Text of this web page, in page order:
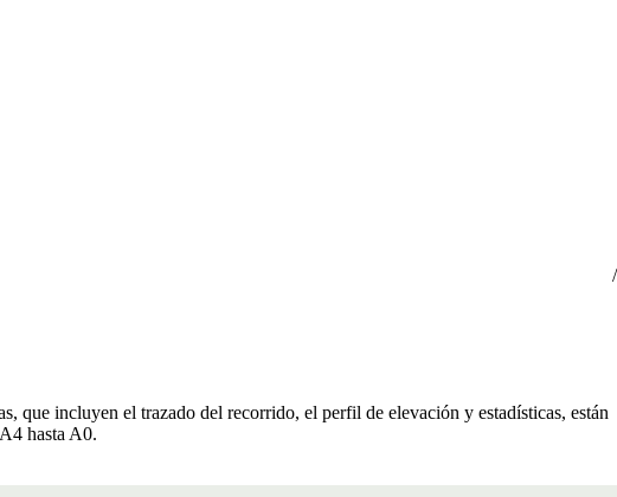
que incluyen el trazado del recorrido, el perfil de elevación y estadísticas, están
hasta A0.